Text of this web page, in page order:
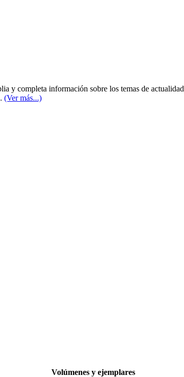
y completa información sobre los temas de
(Ver más...)
Volúmenes y ejemplares